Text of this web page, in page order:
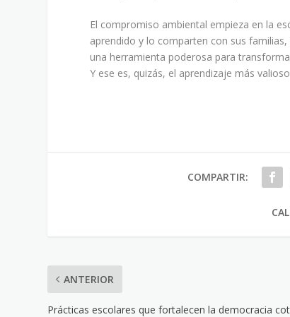
El compromiso ambiental empieza en la
aprendido y lo comparten con sus
una herramienta poderosa para
Y ese es, quizás, el aprendizaje más
COMPARTIR:
ANTERIOR
Prácticas escolares que fortalecen la democracia